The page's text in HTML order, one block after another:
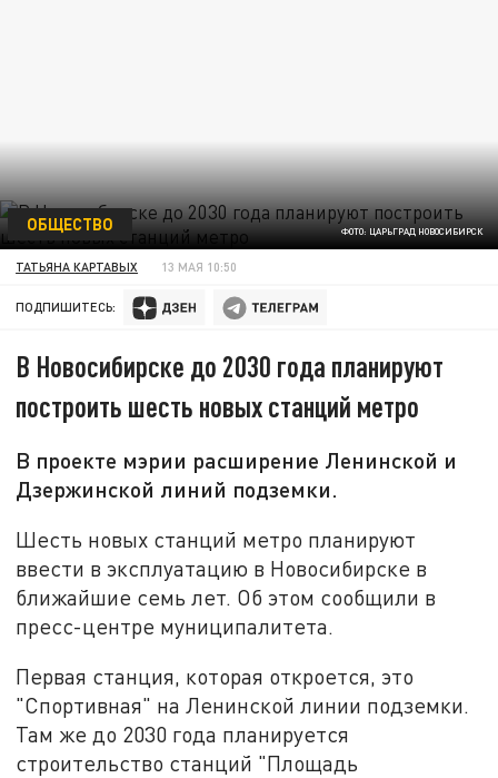
ФОТО: ЦАРЬГРАД НОВОСИБИРСК
ОБЩЕСТВО
ТАТЬЯНА КАРТАВЫХ 13 МАЯ 10:50
ПОДПИШИТЕСЬ:
В Новосибирске до 2030 года планируют
построить шесть новых станций метро
В проекте мэрии расширение Ленинской и
Дзержинской линий подземки.
Шесть новых станций метро планируют
ввести в эксплуатацию в Новосибирске в
ближайшие семь лет. Об этом сообщили в
пресс-центре муниципалитета.
Первая станция, которая откроется, это
"Спортивная" на Ленинской линии подземки.
Там же до 2030 года планируется
строительство станций "Площадь